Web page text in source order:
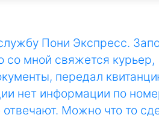
Пони Экспресс.
со мной свяжется курьер,
передал
нет информации по
Можно что то